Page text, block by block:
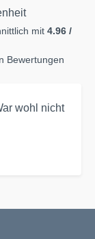
mit 4.96 /
Bewertungen
wohl nicht